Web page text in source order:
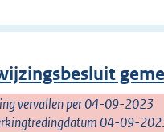
vervallen per 04-09-2023
04-09-